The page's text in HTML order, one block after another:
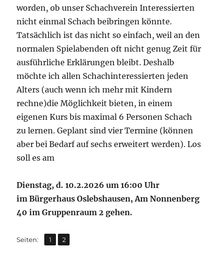
worden, ob unser Schachverein Interessierten
nicht einmal Schach beibringen könnte.
Tatsächlich ist das nicht so einfach, weil an den
normalen Spielabenden oft nicht genug Zeit für
ausführliche Erklärungen bleibt. Deshalb
möchte ich allen Schachinteressierten jeden
Alters (auch wenn ich mehr mit Kindern
rechne)die Möglichkeit bieten, in einem
eigenen Kurs bis maximal 6 Personen Schach
zu lernen. Geplant sind vier Termine (können
aber bei Bedarf auf sechs erweitert werden). Los
soll es am
Dienstag, d. 10.2.2026 um 16:00 Uhr
im Bürgerhaus Oslebshausen, Am Nonnenberg
40 im Gruppenraum 2 gehen.
Seiten: Seite
1 ,
Seite
2